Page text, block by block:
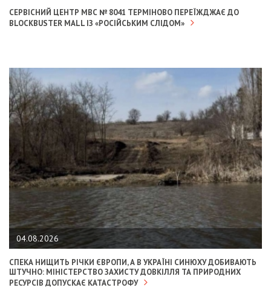
СЕРВІСНИЙ ЦЕНТР МВС № 8041 ТЕРМІНОВО ПЕРЕЇЖДЖАЄ ДО
BLOCKBUSTER MALL ІЗ «РОСІЙСЬКИМ СЛІДОМ»
04.08.2026
СПЕКА НИЩИТЬ РІЧКИ ЄВРОПИ, А В УКРАЇНІ СИНЮХУ ДОБИВАЮТЬ
ШТУЧНО: МІНІСТЕРСТВО ЗАХИСТУ ДОВКІЛЛЯ ТА ПРИРОДНИХ
РЕСУРСІВ ДОПУСКАЄ КАТАСТРОФУ